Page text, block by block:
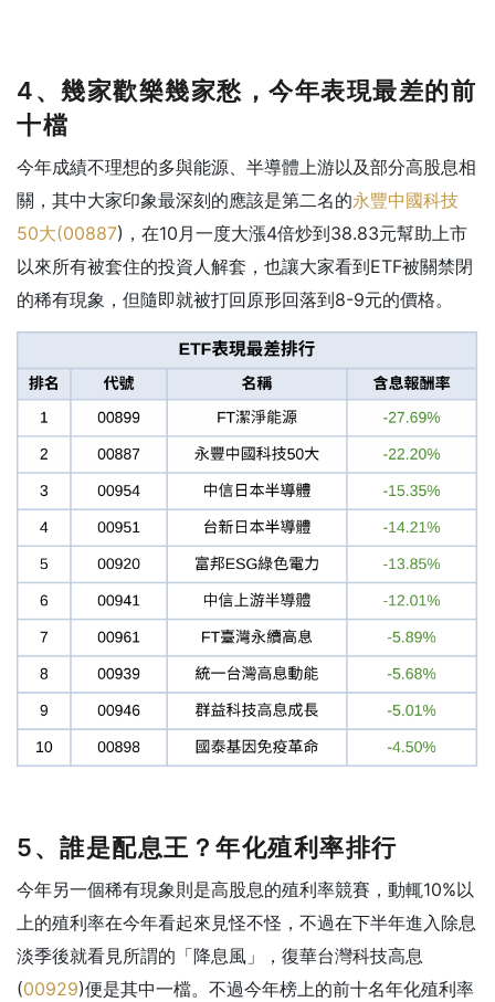
4、幾家歡樂幾家愁，今年表現最差的前
十檔
今年成績不理想的多與能源、半導體上游以及部分高股息相
關，其中大家印象最深刻的應該是第二名的永豐中國科技
50大(00887)，在10月一度大漲4倍炒到38.83元幫助上市
以來所有被套住的投資人解套，也讓大家看到ETF被關禁閉
的稀有現象，但隨即就被打回原形回落到8-9元的價格。
5、誰是配息王？年化殖利率排行
今年另一個稀有現象則是高股息的殖利率競賽，動輒10%以
上的殖利率在今年看起來見怪不怪，不過在下半年進入除息
淡季後就看見所謂的「降息風」，復華台灣科技高息
(00929)便是其中一檔。不過今年榜上的前十名年化殖利率